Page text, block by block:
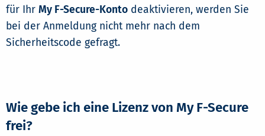
für Ihr My F-Secure-Konto deaktivieren, werden Sie
bei der Anmeldung nicht mehr nach dem
Sicherheitscode gefragt.
Wie gebe ich eine Lizenz von My F-Secure
frei?